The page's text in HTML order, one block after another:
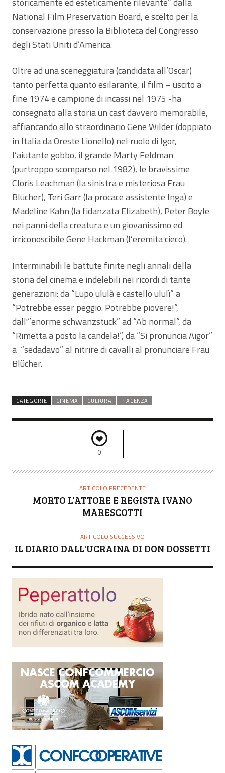
National Film Preservation Board, e scelto per la
conservazione presso la Biblioteca del Congresso
degli Stati Uniti d’America.
Oltre ad una sceneggiatura (candidata all’Oscar)
tanto perfetta quanto esilarante, il film – uscito a
fine 1974 e campione di incassi nel 1975 -ha
consegnato alla storia un cast davvero memorabile,
affiancando allo straordinario Gene Wilder (doppiato
in Italia da Oreste Lionello) nel ruolo di Igor,
l’aiutante gobbo, il grande Marty Feldman
(purtroppo scomparso nel 1982), le bravissime
Cloris Leachman (la sinistra e misteriosa Frau
Blücher), Teri Garr (la procace assistente Inga) e
Madeline Kahn (la fidanzata Elizabeth), Peter Boyle
nei panni della creatura e un giovanissimo ed
irriconoscibile Gene Hackman (l’eremita cieco).
Interminabili le battute finite negli annali della
storia del cinema e indelebili nei ricordi di tante
generazioni: da “Lupo ululà e castello ululì” a
“Potrebbe esser peggio. Potrebbe piovere!”,
dall'”enorme schwanzstuck” ad “Ab normal”, da
“Rimetta a posto la candela!”, da “Si pronuncia Aigor”
a “sedadavo” al nitrire di cavalli al pronunciare Frau
Blücher.
CATEGORIE CINEMA CULTURA PIACENZA
0
ARTICOLO PRECEDENTE
MORTO L'ATTORE E REGISTA IVANO
MARESCOTTI
ARTICOLO SUCCESSIVO
IL DIARIO DALL'UCRAINA DI DON DOSSETTI